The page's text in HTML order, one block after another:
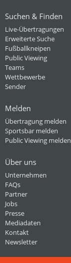
Suchen & Finden
Live-Übertragungen
Erweiterte Suche
Fußballkneipen
Public Viewing
Teams
Wettbewerbe
Sender
Melden
Übertragung melden
Sportsbar melden
Public Viewing melden
Über uns
Unternehmen
FAQs
Partner
Jobs
Presse
Mediadaten
Kontakt
Newsletter